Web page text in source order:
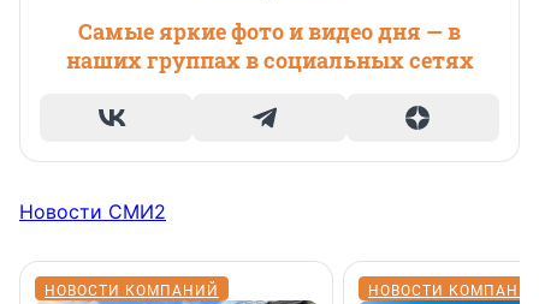
Самые яркие фото и видео дня — в
наших группах в социальных сетях
Новости СМИ2
НОВОСТИ КОМПАНИЙ НОВОСТИ